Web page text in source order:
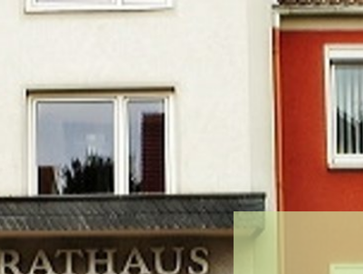
Impressum
LEBEN IN WALLUF TOURISMUS